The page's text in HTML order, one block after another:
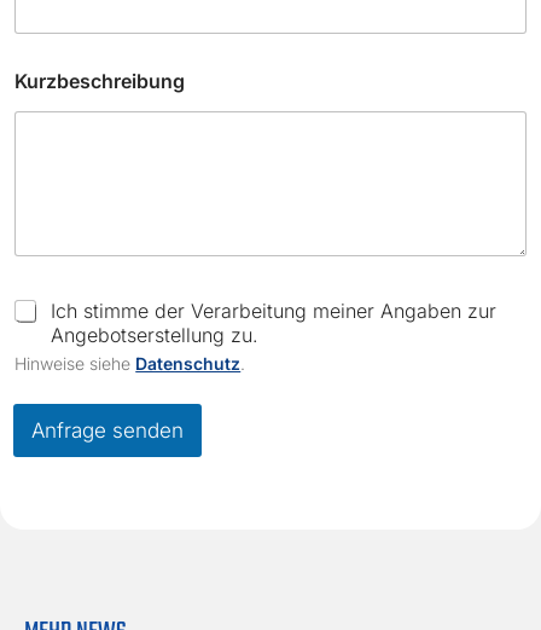
Kurzbeschreibung
C
e
c
k
Ich stimme der Verarbeitung meiner Angaben zur
Angebotserstellung zu.
Hinweise siehe Datenschutz
Anfrage senden